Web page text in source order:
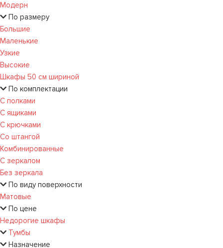
Модерн
По размеру
Большие
Маленькие
Узкие
Высокие
Шкафы 50 см шириной
По комплектации
С полками
С ящиками
С крючками
Со штангой
Комбинированные
С зеркалом
Без зеркала
По виду поверхности
Матовые
По цене
Недорогие шкафы
Тумбы
Назначение